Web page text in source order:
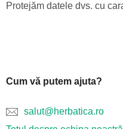
Protejăm datele dvs. cu
Cum vă putem ajuta?
salut@herbatica.ro